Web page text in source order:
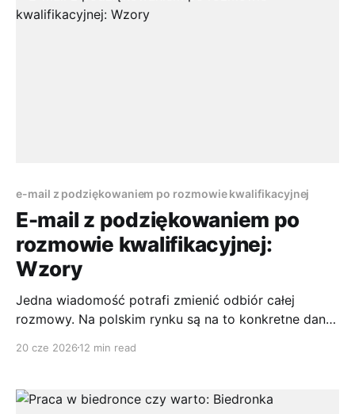
portfolio, licencję, egzamin, uprawnienia,
e-mail z podziękowaniem po rozmowie kwalifikacyjnej
E-mail z podziękowaniem po
rozmowie kwalifikacyjnej:
Wzory
Jedna wiadomość potrafi zmienić odbiór całej
rozmowy. Na polskim rynku są na to konkretne dane:
kwalifikacyjnej zwiększa szansę na zatrudnienie o
według badania rynku rekrutacji w Polsce opisanego
20 cze 2026 12 min read